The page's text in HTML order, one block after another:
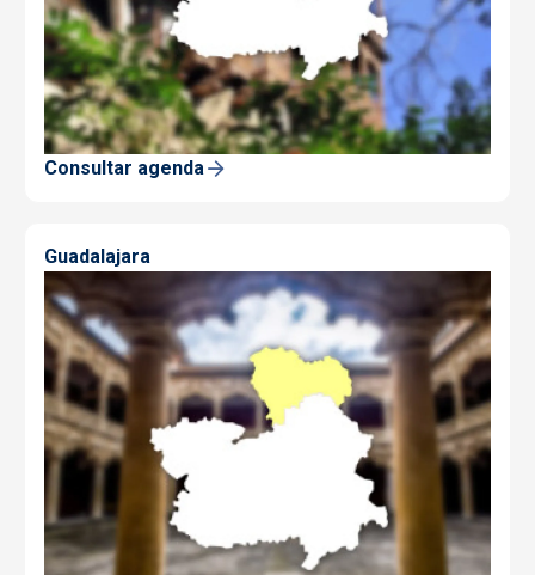
Consultar agenda
Guadalajara